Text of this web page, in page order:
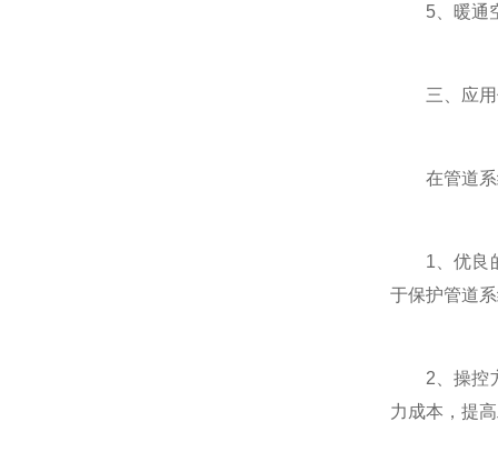
5、暖通空
三、应用
在管道系
1、优良的
于保护管道
2、操控方
力成本，提